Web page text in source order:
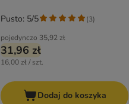
pojedynczo 35,92 zł
31,96 zł
16,00 zł / szt.
Pusto: 5/5 (3)
Dodaj do koszyka